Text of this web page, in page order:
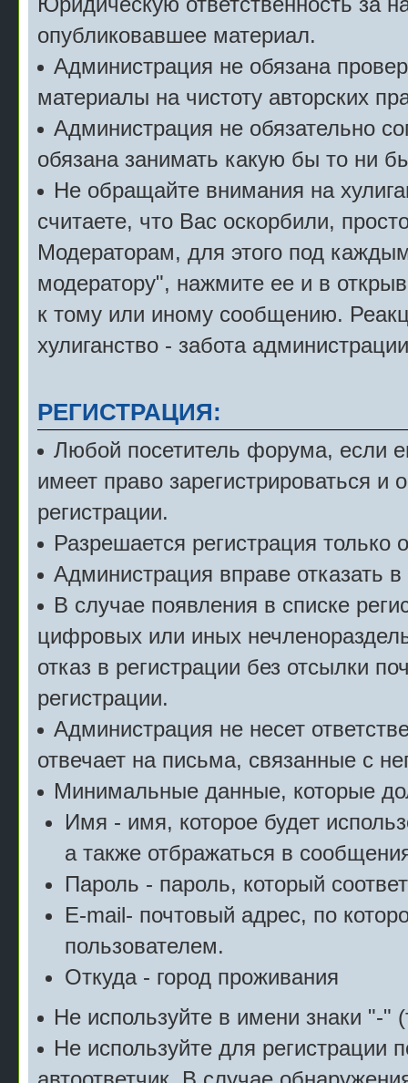
опубликовавшее материал.
Администрация не обязана
материалы на чистоту авторских
Администрация не обязательно
обязана занимать какую бы то ни
Не обращайте внимания на
считаете, что Вас оскорбили,
Модераторам, для этого под
модератору", нажмите ее и в
к тому или иному сообщению.
хулиганство - забота
РЕГИСТРАЦИЯ:
Любой посетитель форума, если
имеет право зарегистрироваться и
регистрации.
Разрешается регистрация только
Администрация вправе отказать
В случае появления в списке
цифровых или иных
отказ в регистрации без отсылки
регистрации.
Администрация не несет
отвечает на письма, связанные с
Минимальные данные, которые
Имя - имя, которое будет
а также отбражаться в
Пароль - пароль, который
E-mail- почтовый адрес, по
пользователем.
Откуда - город проживания
Не используйте в имени знаки "-"
Не используйте для регистрации